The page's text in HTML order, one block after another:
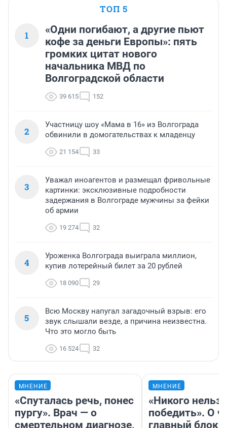
ТОП 5
1
«Одни погибают, а другие пьют
кофе за деньги Европы»: пять
громких цитат нового
начальника МВД по
Волгоградской области
39 615 152
2
Участницу шоу «Мама в 16» из Волгограда
обвинили в домогательствах к младенцу
21 154 33
3
Уважал иноагентов и размещал фривольные
картинки: эксклюзивные подробности
задержания в Волгограде мужчины за фейки
об армии
19 274 32
4
Уроженка Волгограда выиграла миллион,
купив лотерейный билет за 20 рублей
18 090 29
5
Всю Москву напугал загадочный взрыв: его
звук слышали везде, а причина неизвестна.
Что это могло быть
16 524 32
МНЕНИЕ
«Спуталась речь, понес
пургу». Врач — о
смертельном диагнозе,
МНЕНИЕ
«Никого нельзя
победить». О
главный